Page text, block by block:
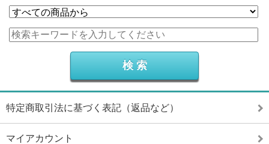
特定商取引法に基づく表記（返品など）
マイアカウント